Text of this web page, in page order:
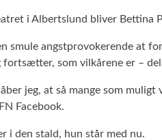
i Albertslund bliver Bettina
smule angstprovokerende at
som vilkårene er –
jeg, at så mange som
Facebook.
i den stald, hun står med nu.